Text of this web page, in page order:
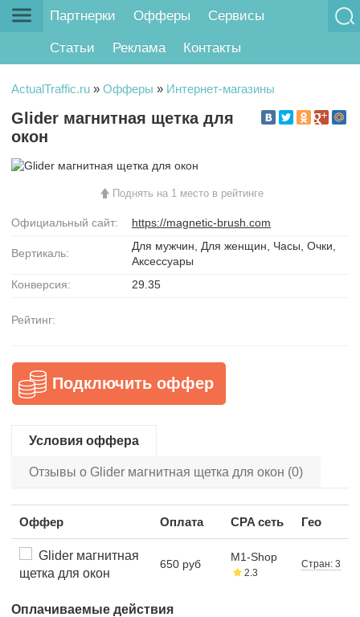
Партнерки Офферы Сервисы
Статьи Реклама Контакты
ActualTraffic.ru » Офферы » Интернет-магазины
Glider магнитная щетка для
окон
Поднять на 1 место в рейтинге
Официальный сайт: https://magnetic-brush.com
Вертикаль:
Для мужчин, Для женщин, Часы, Очки,
Аксессуары
Конверсия:
29.35
Рейтинг:
Подключить оффер
Условия оффера
Отзывы о Glider магнитная щетка для окон (0)
Оффер Оплата CPA сеть Гео
Glider магнитная
щетка для окон
650 руб
M1-Shop
2.3
Стран: 3
Оплачиваемые действия